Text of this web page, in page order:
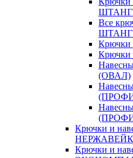
Все
Крючки
Крючки
(ОВАЛ)
Крючки и
Крючки и